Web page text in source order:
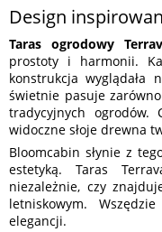
Design
Taras ogrodowy
prostoty i harmonii.
konstrukcja
świetnie pasuje
tradycyjnych ogrodów.
widoczne słoje drewna
Bloomcabin słynie z
estetyką. Taras
niezależnie, czy
letniskowym.
elegancji.